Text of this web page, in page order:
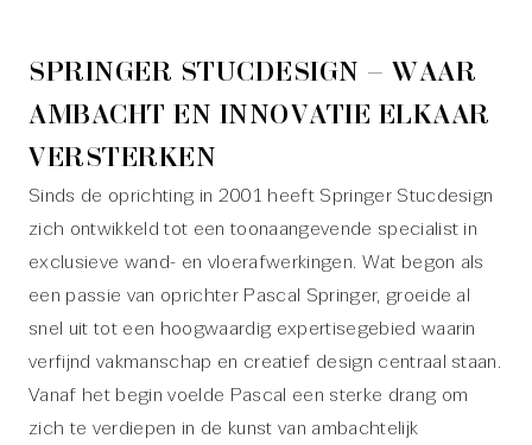
SPRINGER STUCDESIGN – WAAR
AMBACHT EN INNOVATIE ELKAAR
VERSTERKEN
Sinds de oprichting in 2001 heeft Springer Stucdesign
zich ontwikkeld tot een toonaangevende specialist in
exclusieve wand- en vloerafwerkingen. Wat begon als
een passie van oprichter Pascal Springer, groeide al
snel uit tot een hoogwaardig expertisegebied waarin
verfijnd vakmanschap en creatief design centraal staan.
Vanaf het begin voelde Pascal een sterke drang om
zich te verdiepen in de kunst van ambachtelijk